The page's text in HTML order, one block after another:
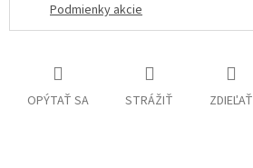
Podmienky akcie
OPÝTAŤ SA STRÁŽIŤ ZDIEĽAŤ